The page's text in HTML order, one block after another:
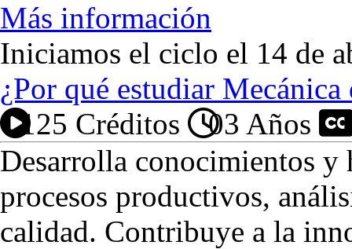
Más información
Iniciamos el ciclo el 14 de
¿Por qué estudiar
125 Créditos
03 Años
Desarrolla conocimientos y
procesos productivos,
calidad. Contribuye a la